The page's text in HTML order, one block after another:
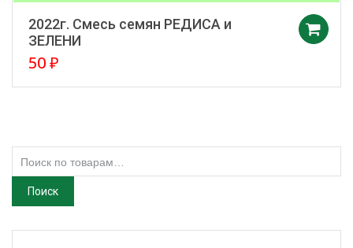
2022г. Смесь семян РЕДИСА и
ЗЕЛЕНИ
50₽
Поиск